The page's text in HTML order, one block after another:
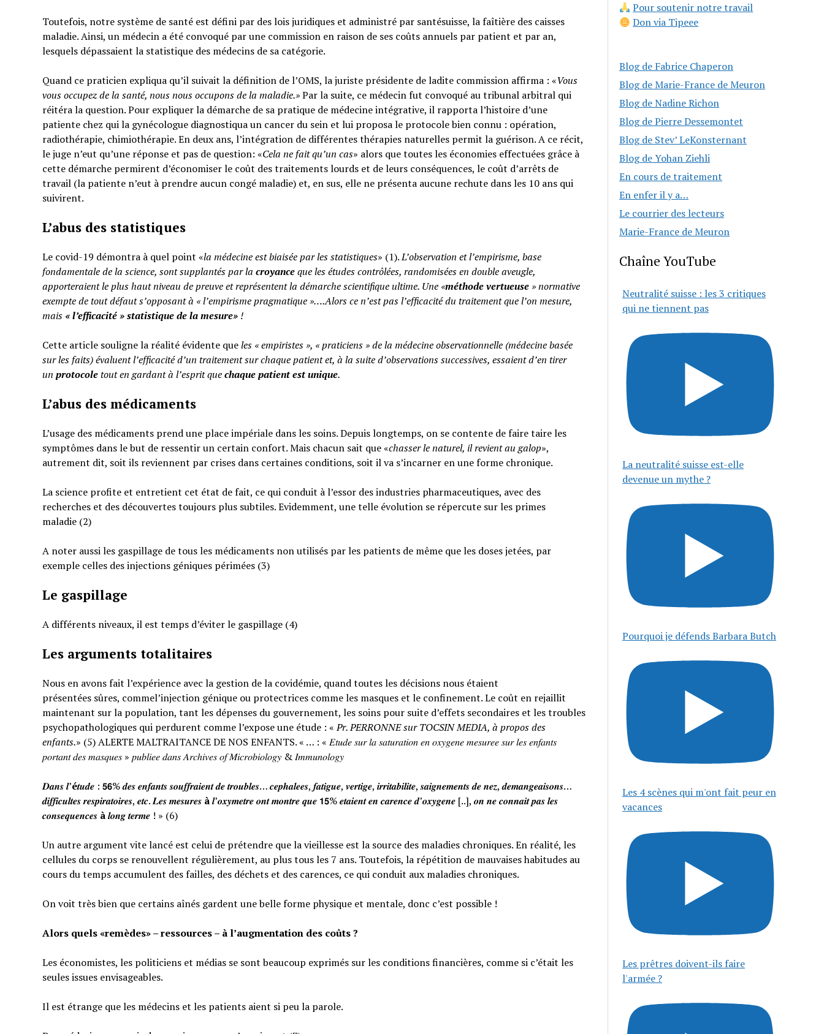
Toutefois, notre système de santé est défini par des lois juridiques et administré par santésuisse, la faîtière des caisses
maladie. Ainsi, un médecin a été convoqué par une commission en raison de ses coûts annuels par patient et par an,
lesquels dépassaient la statistique des médecins de sa catégorie.
Quand ce praticien expliqua qu’il suivait la définition de l’OMS, la juriste présidente de ladite commission affirma : «Vous
vous occupez de la santé, nous nous occupons de la maladie.»Par la suite, ce médecin fut convoqué au tribunal arbitral qui
réitéra la question. Pour expliquer la démarche de sa pratique de médecine intégrative, il rapporta l’histoire d’une
patiente chez qui la gynécologue diagnostiqua un cancer du sein et lui proposa le protocole bien connu : opération,
radiothérapie, chimiothérapie. En deux ans, l’intégration de différentes thérapies naturelles permit la guérison. A ce récit,
le juge n’eut qu’une réponse et pas de question: «Cela ne fait qu’un cas» alors que toutes les économies effectuées grâce à
cette démarche permirent d’économiser le coût des traitements lourds et de leurs conséquences, le coût d’arrêts de
travail (la patiente n’eut à prendre aucun congé maladie) et, en sus, elle ne présenta aucune rechute dans les 10 ans qui
suivirent.
L’abus des statistiques
Le covid-19 démontra à quel point «la médecine est biaisée par les statistiques» (1).L’observation et l’empirisme, base
fondamentale de la science, sont supplantés par la croyanceque les études contrôlées, randomisées en double aveugle,
apporteraient le plus haut niveau de preuve et représentent la démarche scientifique ultime. Une «méthode vertueuse» normative
exempte de tout défaut s’opposant à « l’empirisme pragmatique »….Alors ce n’est pas l’efficacité du traitement que l’on mesure,
mais «l’efficacité » statistique de la mesure» !
Cette article souligne la réalité évidente queles « empiristes », « praticiens » de la médecine observationnelle (médecine basée
sur les faits) évaluent l’efficacité d’un traitement sur chaque patient et, à la suite d’observations successives, essaient d’en tirer
un protocoletout en gardant à l’esprit quechaque patient est unique.
L’abus des médicaments
L’usage des médicaments prend une place impériale dans les soins. Depuis longtemps, on se contente de faire taire les
symptômes dans le but de ressentir un certain confort. Mais chacun sait que «chasser le naturel, il revient au galop»,
autrement dit, soit ils reviennent par crises dans certaines conditions, soit il va s’incarner en une forme chronique.
La science profite et entretient cet état de fait, ce qui conduit à l’essor des industries pharmaceutiques, avec des
recherches et des découvertes toujours plus subtiles. Evidemment, une telle évolution se répercute sur les primes
maladie (2)
A noter aussi les gaspillage de tous les médicaments non utilisés par les patients de même que les doses jetées, par
exemple celles des injections géniques périmées (3)
Le gaspillage
A différents niveaux, il est temps d’éviter le gaspillage (4)
Les arguments totalitaires
Nous en avons fait l’expérience avec la gestion de la covidémie, quand toutes les décisions nous étaient
présentées sûres, commel’injection génique ou protectrices comme les masques et le confinement. Le coût en rejaillit
maintenant sur la population, tant les dépenses du gouvernement, les soins pour suite d’effets secondaires et les troubles
psychopathologiques qui perdurent comme l’expose une étude : «Pr. PERRONNE sur TOCSIN MEDIA, à propos des
enfants.» (5) ALERTE MALTRAITANCE DE NOS ENFANTS. « … : « 𝐸𝑡𝑢𝑑𝑒 𝑠𝑢𝑟 𝑙𝑎 𝑠𝑎𝑡𝑢𝑟𝑎𝑡𝑖𝑜𝑛 𝑒𝑛 𝑜𝑥𝑦𝑔𝑒𝑛𝑒 𝑚𝑒𝑠𝑢𝑟𝑒𝑒 𝑠𝑢𝑟 𝑙𝑒𝑠 𝑒𝑛𝑓𝑎𝑛𝑡𝑠
𝑝𝑜𝑟𝑡𝑎𝑛𝑡 𝑑𝑒𝑠 𝑚𝑎𝑠𝑞𝑢𝑒𝑠 » 𝑝𝑢𝑏𝑙𝑖𝑒𝑒 𝑑𝑎𝑛𝑠 𝐴𝑟𝑐ℎ𝑖𝑣𝑒𝑠 𝑜𝑓 𝑀𝑖𝑐𝑟𝑜𝑏𝑖𝑜𝑙𝑜𝑔𝑦 & 𝐼𝑚𝑚𝑢𝑛𝑜𝑙𝑜𝑔𝑦
𝑫𝒂𝒏𝒔 𝒍’é𝒕𝒖𝒅𝒆 : 𝟱𝟲% 𝒅𝒆𝒔 𝒆𝒏𝒇𝒂𝒏𝒕𝒔 𝒔𝒐𝒖𝒇𝒇𝒓𝒂𝒊𝒆𝒏𝒕 𝒅𝒆 𝒕𝒓𝒐𝒖𝒃𝒍𝒆𝒔… 𝒄𝒆𝒑𝒉𝒂𝒍𝒆𝒆𝒔, 𝒇𝒂𝒕𝒊𝒈𝒖𝒆, 𝒗𝒆𝒓𝒕𝒊𝒈𝒆, 𝒊𝒓𝒓𝒊𝒕𝒂𝒃𝒊𝒍𝒊𝒕𝒆, 𝒔𝒂𝒊𝒈𝒏𝒆𝒎𝒆𝒏𝒕𝒔 𝒅𝒆 𝒏𝒆𝒛, 𝒅𝒆𝒎𝒂𝒏𝒈𝒆𝒂𝒊𝒔𝒐𝒏𝒔…
𝒅𝒊𝒇𝒇𝒊𝒄𝒖𝒍𝒕𝒆𝒔 𝒓𝒆𝒔𝒑𝒊𝒓𝒂𝒕𝒐𝒊𝒓𝒆𝒔, 𝒆𝒕𝒄. 𝑳𝒆𝒔 𝒎𝒆𝒔𝒖𝒓𝒆𝒔 à𝒍’𝒐𝒙𝒚𝒎𝒆𝒕𝒓𝒆 𝒐𝒏𝒕 𝒎𝒐𝒏𝒕𝒓𝒆 𝒒𝒖𝒆 𝟭𝟱% 𝒆𝒕𝒂𝒊𝒆𝒏𝒕 𝒆𝒏 𝒄𝒂𝒓𝒆𝒏𝒄𝒆 𝒅’𝒐𝒙𝒚𝒈𝒆𝒏𝒆 [..], 𝒐𝒏 𝒏𝒆 𝒄𝒐𝒏𝒏𝒂𝒊𝒕 𝒑𝒂𝒔 𝒍𝒆𝒔
𝒄𝒐𝒏𝒔𝒆𝒒𝒖𝒆𝒏𝒄𝒆𝒔 à𝒍𝒐𝒏𝒈 𝒕𝒆𝒓𝒎𝒆 ! » (6)
Un autre argument vite lancé est celui de prétendre que la vieillesse est la source des maladies chroniques. En réalité, les
cellules du corps se renouvellent régulièrement, au plus tous les 7 ans. Toutefois, la répétition de mauvaises habitudes au
cours du temps accumulent des failles, des déchets et des carences, ce qui conduit aux maladies chroniques.
On voit très bien que certains aînés gardent une belle forme physique et mentale, donc c’est possible !
Alors quels «remèdes» – ressources – à l’augmentation des coûts ?
Les économistes, les politiciens et médias se sont beaucoup exprimés sur les conditions financières, comme si c’était les
seules issues envisageables.
Il est étrange que les médecins et les patients aient si peu la parole.
Pour soutenir notre travail
Don via Tipeee
Blog de Fabrice Chaperon
Blog de Marie-France de Meuron
Blog de Nadine Richon
Blog de Pierre Dessemontet
Blog de Stev’ LeKonsternant
Blog de Yohan Ziehli
En cours de traitement
En enfer il y a…
Le courrier des lecteurs
Marie-France de Meuron
Chaîne YouTube
Neutralité suisse : les 3 critiques
qui ne tiennent pas
La neutralité suisse est-elle
devenue un mythe ?
Pourquoi je défends Barbara Butch
Les 4 scènes qui m'ont fait peur en
vacances
Les prêtres doivent-ils faire
l'armée ?